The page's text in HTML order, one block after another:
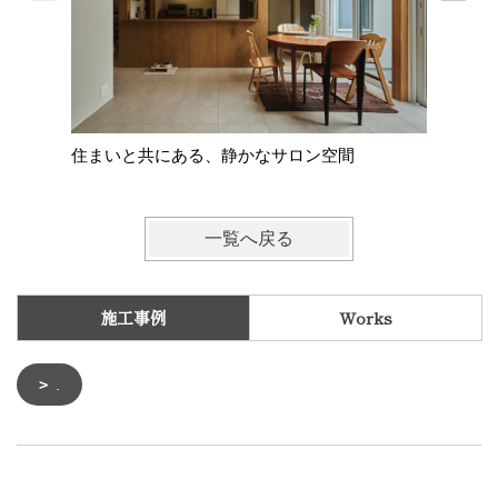
住まいと共にある、静かなサロン空間
一覧へ戻る
施工事例 Works